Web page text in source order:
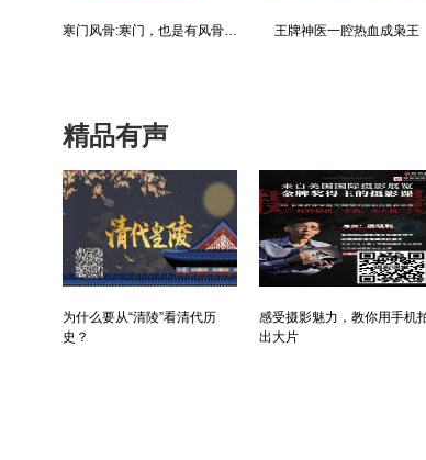
寒门风骨:寒门，也是有风骨的！ 王牌神医一腔热血成枭王
精品有声
为什么要从“清陵”看清代历
史？
感受摄影魅力，教你用手机
出大片